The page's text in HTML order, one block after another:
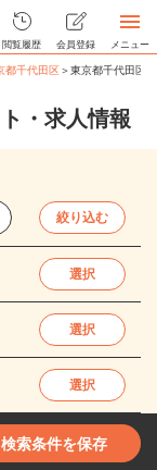
閲覧履歴 会員登録 メニュー
都千代田区＞東京都千代田区
・求人情報
絞り込む
選択
選択
選択
検索条件を保存